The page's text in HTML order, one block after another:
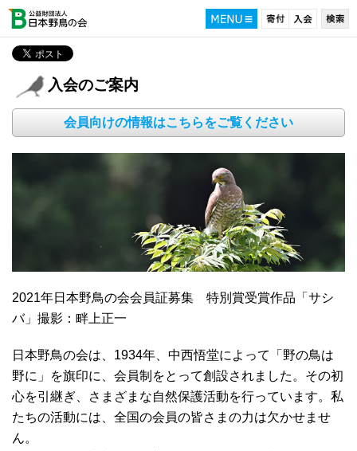
入会のご案内
会員向けの情報はこちらをご覧ください
2021年日本野鳥の会会員証募集 特別賞受賞作品「サシ
バ」撮影：畔上正一
日本野鳥の会は、1934年、中西悟堂によって「野の鳥は
野に」を旗印に、会員制をとって創設されました。その初
心を引継ぎ、さまざまな自然保護活動を行っています。私
たちの活動には、全国の会員の皆さまの力は欠かせませ
ん。